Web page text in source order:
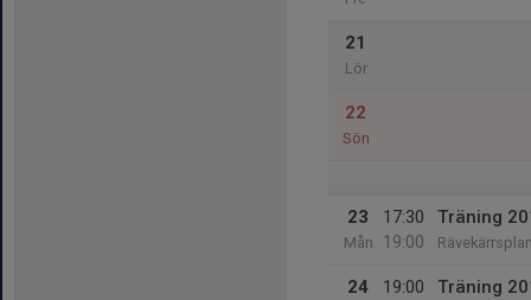
21
Lör
22
Sön
23
Mån
17:30
19:00
Träning
Rävekärrsplan
24
19:00
Träning